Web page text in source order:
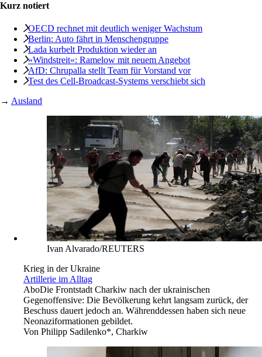
Kurz notiert
OECD rechnet mit deutlich weniger Wachstum
Berlin: Auto fährt in Menschengruppe
Lada kurbelt Produktion wieder an
»Windstreit«: Ramelow mit neuem Angebot
AfD: Chrupalla stellt Team für Vorstand vor
Test des Cell-Broadcast-Systems verschiebt sich
→ Ausland
Ivan Alvarado/REUTERS
Krieg in der Ukraine
Artillerie im Alltag
AboDie Frontstadt Charkiw nach der ukrainischen
Gegenoffensive: Die Bevölkerung kehrt langsam zurück, der
Beschuss dauert jedoch an. Währenddessen haben sich neue
Neonaziformationen gebildet.
Von Philipp Sadilenko*, Charkiw